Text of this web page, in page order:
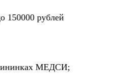
150000 рублей
МЕДСИ;